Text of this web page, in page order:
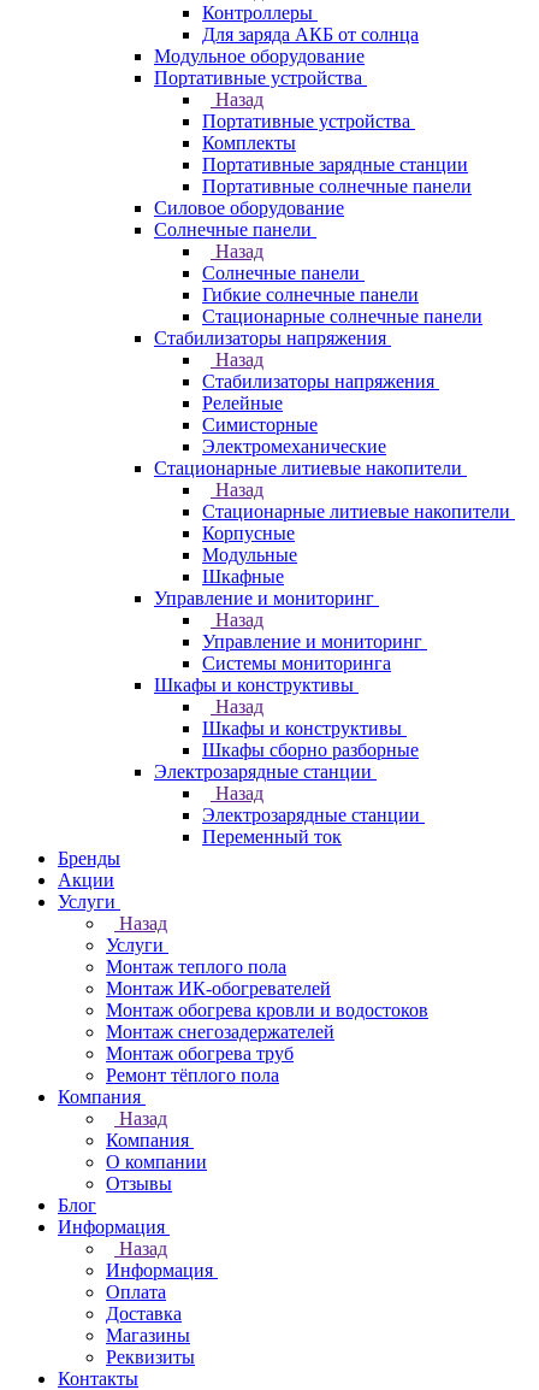
Контроллеры
Для заряда АКБ от солнца
Модульное оборудование
Портативные устройства
Назад
Портативные устройства
Комплекты
Портативные зарядные станции
Портативные солнечные панели
Силовое оборудование
Солнечные панели
Назад
Солнечные панели
Гибкие солнечные панели
Стационарные солнечные панели
Стабилизаторы напряжения
Назад
Стабилизаторы напряжения
Релейные
Симисторные
Электромеханические
Стационарные литиевые накопители
Назад
Стационарные литиевые накопители
Корпусные
Модульные
Шкафные
Управление и мониторинг
Назад
Управление и мониторинг
Системы мониторинга
Шкафы и конструктивы
Назад
Шкафы и конструктивы
Шкафы сборно разборные
Электрозарядные станции
Назад
Электрозарядные станции
Переменный ток
Бренды
Акции
Услуги
Назад
Услуги
Монтаж теплого пола
Монтаж ИК-обогревателей
Монтаж обогрева кровли и водостоков
Монтаж снегозадержателей
Монтаж обогрева труб
Ремонт тёплого пола
Компания
Назад
Компания
О компании
Отзывы
Блог
Информация
Назад
Информация
Оплата
Доставка
Магазины
Реквизиты
Контакты